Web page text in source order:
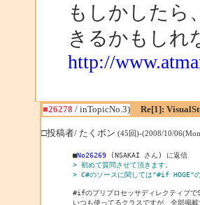
もしかしたら
きるかもし
http://
■26278 / inTopicNo.3) Re[1]:
□投稿者/ たくボン (45回)-(2008/10/
■No26269
(NSAKAI さん) に返信
> 初めて質問させて頂きます。
> C#のソースに関しては"#if HOGE"の
#ifのプリプロセッサディレクティブ
いつも使ってるクラスですが、全部掲